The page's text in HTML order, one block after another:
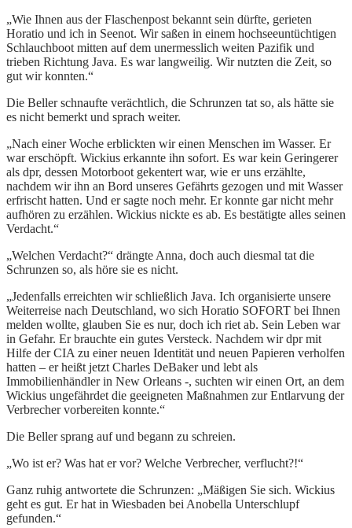
„Wie Ihnen aus der Flaschenpost bekannt sein dürfte, gerieten
Horatio und ich in Seenot. Wir saßen in einem hochseeuntüchtigen
Schlauchboot mitten auf dem unermesslich weiten Pazifik und
trieben Richtung Java. Es war langweilig. Wir nutzten die Zeit, so
gut wir konnten.“
Die Beller schnaufte verächtlich, die Schrunzen tat so, als hätte sie
es nicht bemerkt und sprach weiter.
„Nach einer Woche erblickten wir einen Menschen im Wasser. Er
war erschöpft. Wickius erkannte ihn sofort. Es war kein Geringerer
als dpr, dessen Motorboot gekentert war, wie er uns erzählte,
nachdem wir ihn an Bord unseres Gefährts gezogen und mit Wasser
erfrischt hatten. Und er sagte noch mehr. Er konnte gar nicht mehr
aufhören zu erzählen. Wickius nickte es ab. Es bestätigte alles seinen
Verdacht.“
„Welchen Verdacht?“ drängte Anna, doch auch diesmal tat die
Schrunzen so, als höre sie es nicht.
„Jedenfalls erreichten wir schließlich Java. Ich organisierte unsere
Weiterreise nach Deutschland, wo sich Horatio SOFORT bei Ihnen
melden wollte, glauben Sie es nur, doch ich riet ab. Sein Leben war
in Gefahr. Er brauchte ein gutes Versteck. Nachdem wir dpr mit
Hilfe der CIA zu einer neuen Identität und neuen Papieren verholfen
hatten – er heißt jetzt Charles DeBaker und lebt als
Immobilienhändler in New Orleans -, suchten wir einen Ort, an dem
Wickius ungefährdet die geeigneten Maßnahmen zur Entlarvung der
Verbrecher vorbereiten konnte.“
Die Beller sprang auf und begann zu schreien.
„Wo ist er? Was hat er vor? Welche Verbrecher, verflucht?!“
Ganz ruhig antwortete die Schrunzen: „Mäßigen Sie sich. Wickius
geht es gut. Er hat in Wiesbaden bei Anobella Unterschlupf
gefunden.“